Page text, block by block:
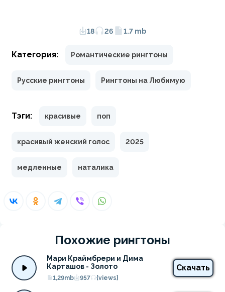
18 26 1.7 mb
Категория: Романтические рингтоны
Русские рингтоны Рингтоны на Любимую
Тэги: красивые поп
красивый женский голос 2025
медленные наталика
Похожие рингтоны
Мари Краймбрери и Дима
Карташов - Золото
1,29mb 957 {views}
Скачать